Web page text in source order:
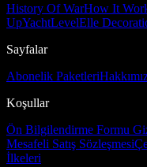
History Of WarHow It
UpYachtLevelElle
Sayfalar
Abonelik Paketleri
Koşullar
Ön Bilgilendirme Formu
Mesafeli Satış Sözleşmesi
İlkeleri